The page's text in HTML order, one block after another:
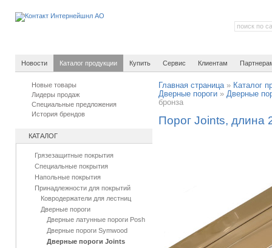
Новости Каталог продукции Купить Сервис Клиентам
Новые товары
Лидеры продаж
Специальные предложения
История брендов
КАТАЛОГ
Грязезащитные покрытия
Специальные покрытия
Напольные покрытия
Принадлежности для покрытий
Ковродержатели для лестниц
Дверные пороги
Дверные латунные пороги Posh
Дверные пороги Symwood
Дверные пороги Joints
Главная страница» Каталог
Дверные пороги »Дверные
бронза
Порог Joints, длина